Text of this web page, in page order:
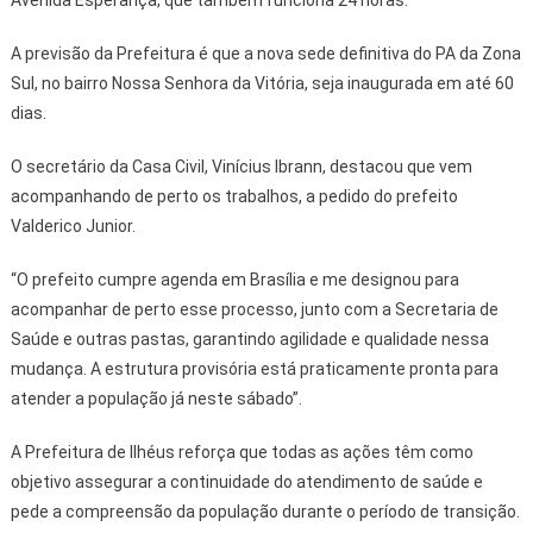
A previsão da Prefeitura é que a nova sede definitiva do PA da Zona
Sul, no bairro Nossa Senhora da Vitória, seja inaugurada em até 60
dias.
O secretário da Casa Civil, Vinícius Ibrann, destacou que vem
acompanhando de perto os trabalhos, a pedido do prefeito
Valderico Junior.
“O prefeito cumpre agenda em Brasília e me designou para
acompanhar de perto esse processo, junto com a Secretaria de
Saúde e outras pastas, garantindo agilidade e qualidade nessa
mudança. A estrutura provisória está praticamente pronta para
atender a população já neste sábado”.
A Prefeitura de Ilhéus reforça que todas as ações têm como
objetivo assegurar a continuidade do atendimento de saúde e
pede a compreensão da população durante o período de transição.